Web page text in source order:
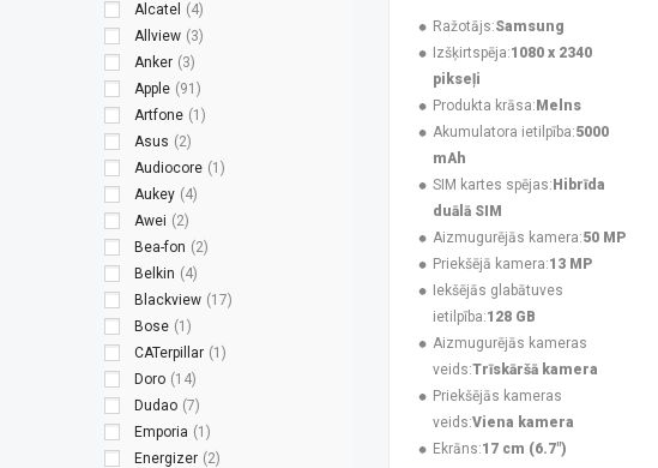
Alcatel (4)
Allview (3)
Anker (3)
Apple (91)
Artfone (1)
Asus (2)
Audiocore (1)
Aukey (4)
Awei (2)
Bea-fon (2)
Belkin (4)
Blackview (17)
Bose (1)
CATerpillar (1)
Doro (14)
Dudao (7)
Emporia (1)
Energizer (2)
Ražotājs:Samsung
Izšķirtspēja:1080 x 2340
pikseļi
Produkta krāsa: Melns
Akumulatora ietilpība:5000
mAh
SIM kartes spējas: Hibrīda
duālā SIM
Aizmugurējās kamera:50 MP
Priekšējā kamera:13 MP
Iekšējās glabātuves
ietilpība:128 GB
Aizmugurējās kameras
veids:Trīskāršā kamera
Priekšējās kameras
veids:Viena kamera
Ekrāns:17 cm (6.7")